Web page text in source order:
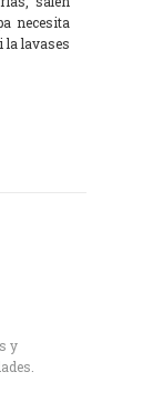
necesita
la lavases
y